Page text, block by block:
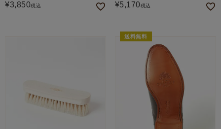
¥3,850税込 ¥5,170税込
送料無料